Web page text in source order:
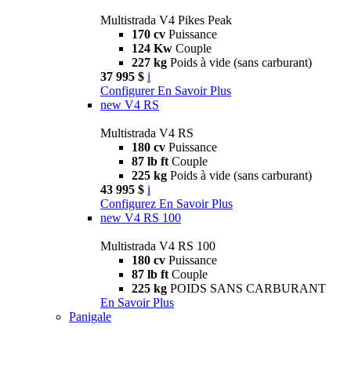
Multistrada V4 Pikes Peak
170 cv Puissance
124 Kw Couple
227 kg Poids à vide (sans carburant)
37 995 $ i
Configurer En Savoir Plus
new V4 RS
Multistrada V4 RS
180 cv Puissance
87 lb ft Couple
225 kg Poids à vide (sans carburant)
43 995 $ i
Configurez En Savoir Plus
new V4 RS 100
Multistrada V4 RS 100
180 cv Puissance
87 lb ft Couple
225 kg POIDS SANS CARBURANT
En Savoir Plus
Panigale